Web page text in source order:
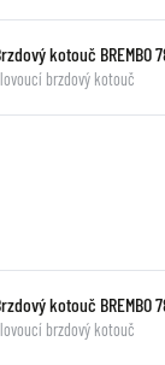
kotouč BREMBO
brzdový kotouč
kotouč BREMBO
brzdový kotouč